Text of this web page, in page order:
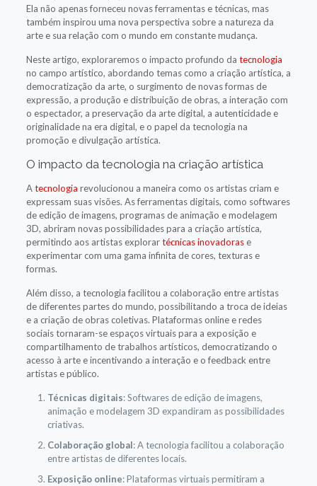
Ela não apenas forneceu novas ferramentas e técnicas, mas
também inspirou uma nova perspectiva sobre a natureza da
arte e sua relação com o mundo em constante mudança.
Neste artigo, exploraremos o impacto profundo da tecnologia
no campo artístico, abordando temas como a criação artística, a
democratização da arte, o surgimento de novas formas de
expressão, a produção e distribuição de obras, a interação com
o espectador, a preservação da arte digital, a autenticidade e
originalidade na era digital, e o papel da tecnologia na
promoção e divulgação artística.
O impacto da tecnologia na criação artística
Atecnologia revolucionou a maneira como os artistas criam e
expressam suas visões. As ferramentas digitais, como softwares
de edição de imagens, programas de animação e modelagem
3D, abriram novas possibilidades para a criação artística,
permitindo aos artistas explorartécnicas inovadorase
experimentar com uma gama infinita de cores, texturas e
formas.
Além disso, a tecnologia facilitou a colaboração entre artistas
de diferentes partes do mundo, possibilitando a troca de ideias
e a criação de obras coletivas. Plataformas online e redes
sociais tornaram-se espaços virtuais para a exposição e
compartilhamento de trabalhos artísticos, democratizando o
acesso à arte e incentivando a interação e o feedback entre
artistas e público.
Técnicas digitais: Softwares de edição de imagens,
animação e modelagem 3D expandiram as possibilidades
criativas.
Colaboração global: A tecnologia facilitou a colaboração
entre artistas de diferentes locais.
Exposição online: Plataformas virtuais permitiram a